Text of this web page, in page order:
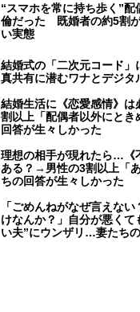
“スマホを常に持ち歩く”
倫だった 既婚者の約5割
い実態
結婚式の「二次元コード
真共有に潜むワナとデジタ
結婚生活に《恋愛感情》
割以上「配偶者以外にと
回答が生々しかった
理想の相手が現れたら…《
ある？→男性の3割以上「
ちの回答が生々しかった
「ごめんねがなぜ言えな
けなんか？」自分が悪くて
い夫”にウンザリ…妻たち